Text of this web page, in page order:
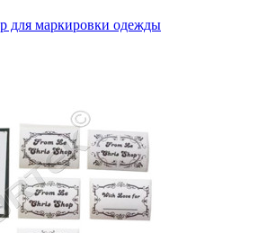
для маркировки одежды